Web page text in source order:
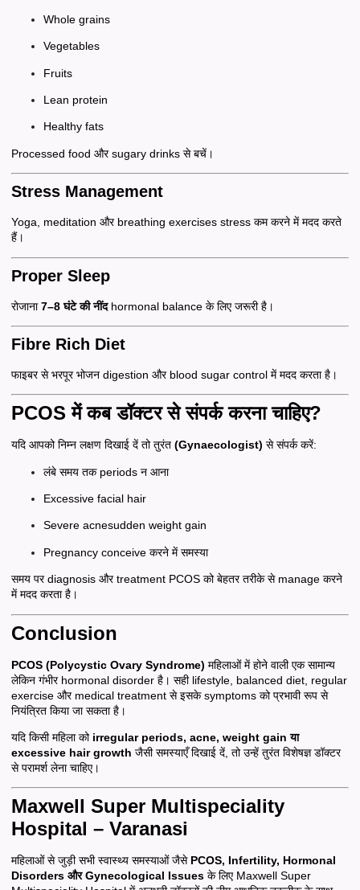
Whole grains
Vegetables
Fruits
Lean protein
Healthy fats
Processed food और sugary drinks से बचें।
Stress Management
Yoga, meditation और breathing exercises stress कम करने में मदद करते
हैं।
Proper Sleep
रोजाना7–8 घंटे की नींदhormonal balance के लिए जरूरी है।
Fibre Rich Diet
फाइबर से भरपूर भोजन digestion और blood sugar control में मदद करता है।
PCOS में कब डॉक्टर से संपर्क करना चाहिए?
यदि आपको निम्न लक्षण दिखाई दें तो तुरंत (Gynaecologist) से संपर्क करें:
लंबे समय तक periods न आना
Excessive facial hair
Severe acnesudden weight gain
Pregnancy conceive करने में समस्या
समय पर diagnosis और treatment PCOS को बेहतर तरीके से manage करने
में मदद करता है।
Conclusion
PCOS (Polycystic Ovary Syndrome) महिलाओं में होने वाली एक सामान्य
लेकिन गंभीर hormonal disorder है। सही lifestyle, balanced diet, regular
exercise और medical treatment से इसके symptoms को प्रभावी रूप से
नियंत्रित किया जा सकता है।
यदि किसी महिला को irregular periods, acne, weight gain या
excessive hair growth जैसी समस्याएँ दिखाई दें, तो उन्हें तुरंत विशेषज्ञ डॉक्टर
से परामर्श लेना चाहिए।
Maxwell Super Multispeciality
Hospital – Varanasi
महिलाओं से जुड़ी सभी स्वास्थ्य समस्याओं जैसे PCOS, Infertility, Hormonal
Disorders और Gynecological Issues के लिए Maxwell Super